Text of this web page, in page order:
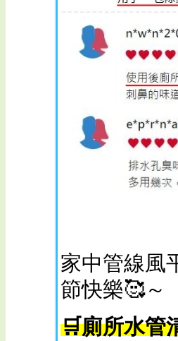
家中管線風
節快樂🥰～
🛒廁所水管